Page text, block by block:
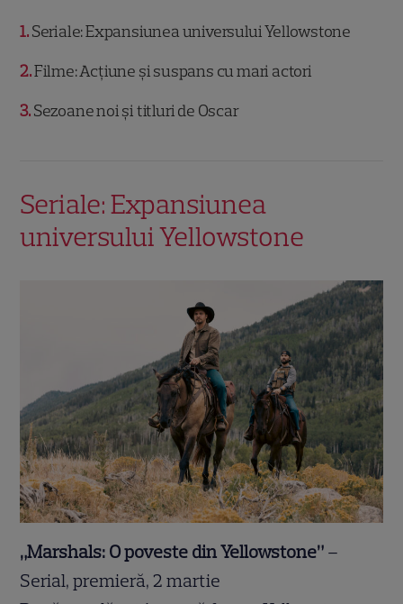
1 Seriale: Expansiunea universului Yellowstone
2 Filme: Acțiune și suspans cu mari actori
3 Sezoane noi și titluri de Oscar
Seriale: Expansiunea
universului Yellowstone
„Marshals: O poveste din Yellowstone” –
Serial, premieră, 2 martie